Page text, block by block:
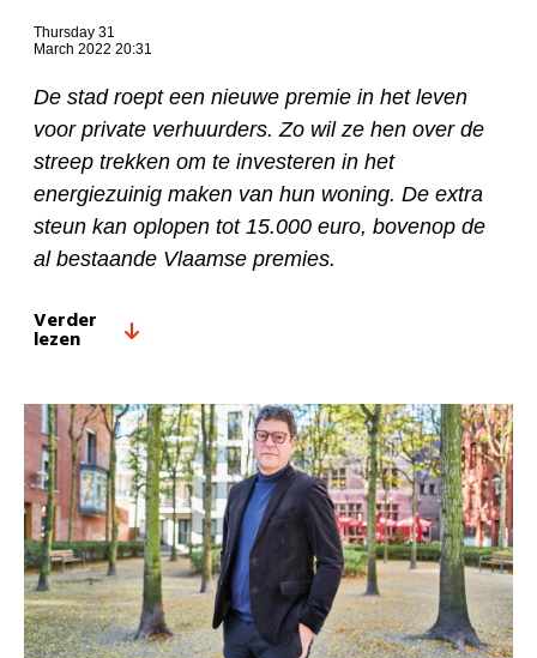
Thursday 31
March 2022 20:31
De stad roept een nieuwe premie in het leven
voor private verhuurders. Zo wil ze hen over de
streep trekken om te investeren in het
energiezuinig maken van hun woning. De extra
steun kan oplopen tot 15.000 euro, bovenop de
al bestaande Vlaamse premies.
Verder
lezen